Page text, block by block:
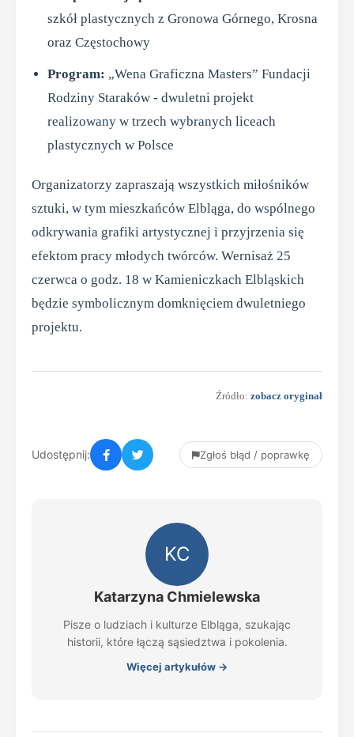
szkół plastycznych z Gronowa Górnego, Krosna
oraz Częstochowy
Program: „Wena Graficzna Masters” Fundacji
Rodziny Staraków - dwuletni projekt
realizowany w trzech wybranych liceach
plastycznych w Polsce
Organizatorzy zapraszają wszystkich miłośników
sztuki, w tym mieszkańców Elbląga, do wspólnego
odkrywania grafiki artystycznej i przyjrzenia się
efektom pracy młodych twórców. Wernisaż 25
czerwca o godz. 18 w Kamieniczkach Elbląskich
będzie symbolicznym domknięciem dwuletniego
projektu.
Źródło: zobacz oryginał
Udostępnij: Zgłoś błąd / poprawkę
KC
Katarzyna Chmielewska
Pisze o ludziach i kulturze Elbląga, szukając
historii, które łączą sąsiedztwa i pokolenia.
Więcej artykułów →